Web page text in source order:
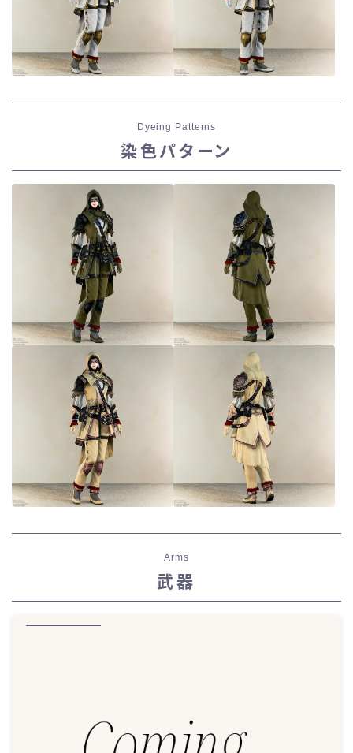
Dyeing Patterns
染色パターン
Arms
武器